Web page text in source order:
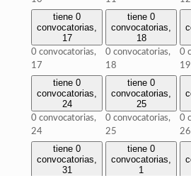
tiene 0
convocatorias,
17
0 convocatorias,
17
tiene 0
convocatorias,
18
0 convocatorias,
18
0
19
tiene 0
convocatorias,
24
0 convocatorias,
24
tiene 0
convocatorias,
25
0 convocatorias,
25
0
26
tiene 0
convocatorias,
31
tiene 0
convocatorias,
1